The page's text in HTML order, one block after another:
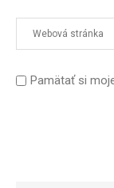
Pamätať si